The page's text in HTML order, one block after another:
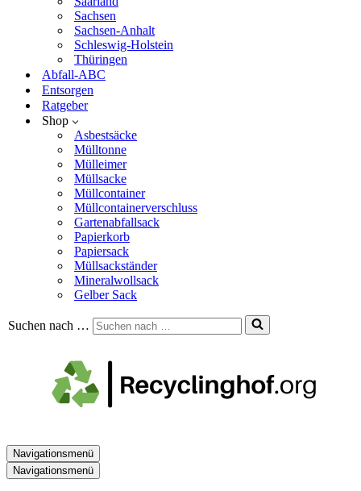
Sachsen
Sachsen-Anhalt
Schleswig-Holstein
Thüringen
Abfall-ABC
Entsorgen
Ratgeber
Shop
Asbestsäcke
Mülltonne
Mülleimer
Müllsacke
Müllcontainer
Müllcontainerverschluss
Gartenabfallsack
Papierkorb
Papiersack
Müllsackständer
Mineralwollsack
Gelber Sack
Suchen nach …
Navigationsmenü
Navigationsmenü